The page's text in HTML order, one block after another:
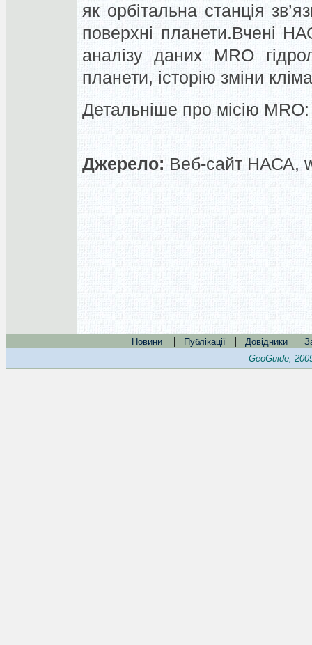
як орбітальна станція
поверхні планети.Вчені
аналізу даних MRO
планети, історію зміни
Детальніше про місію MRO:
Джерело: Веб-сайт НАСА,
Новини | Публікації | Довідники |
GeoGuide,